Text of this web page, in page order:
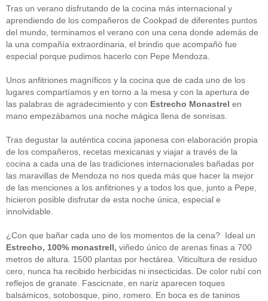
CATEGORÍAS
Alimentos(44)
America(8)
Carnes(3)
cataluña(1)
Cocina(38)
consejos(3)
El Celler de Can Roca(1)
Empresas(12)
ferran adria(10)
formación(1)
Gastronomía
Guipuzcoa
(2)
(1)
Joan Roca(2)
libros (2)
Madrid(4)
mejores-productos (3)
México(1)
Tras un verano disfrutando de la cocina más internacional y
aprendiendo de los compañeros de Cookpad de diferentes puntos
del mundo, terminamos el verano con una cena donde además de
la una compañía extraordinaria, el brindis que acompañó fue
especial porque pudimos hacerlo con Pepe Mendoza.
Unos anfitriones magníficos y la cocina que de cada uno de los
lugares compartíamos y en torno a la mesa y con la apertura de
las palabras de agradecimiento y con Estrecho Monastrel en
mano empezábamos una noche mágica llena de sonrisas.
Tras degustar la auténtica cocina japonesa con elaboración propia
de los compañeros, recetas mexicanas y viajar a través de la
cocina a cada una de las tradiciones internacionales bañadas por
las maravillas de Mendoza no nos queda más que hacer la mejor
de las menciones a los anfitriones y a todos los que, junto a Pepe,
hicieron posible disfrutar de esta noche única, especial e
innolvidable.
¿Con que bañar cada uno de los momentos de la cena? Ideal un
Estrecho, 100% monastrell, viñedo único de arenas finas a 700
metros de altura. 1500 plantas por hectárea. Viticultura de residuo
cero, nunca ha recibido herbicidas ni insecticidas. De color rubí con
reflejos de granate. Fascicnate, en nariz aparecen toques
balsámicos, sotobosque, pino, romero. En boca es de taninos